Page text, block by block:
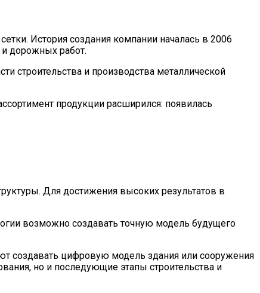
История создания компании началась в 2006
и дорожных работ.
строительства и производства металлической
продукции расширился: появилась
Для достижения высоких результатов в
возможно создавать точную модель будущего
создавать цифровую модель здания или сооружения
но и последующие этапы строительства и